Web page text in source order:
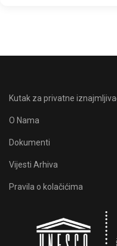
Kutak za privatne
O Nama
Dokumenti
Vijesti Arhiva
Pravila o kolačićima